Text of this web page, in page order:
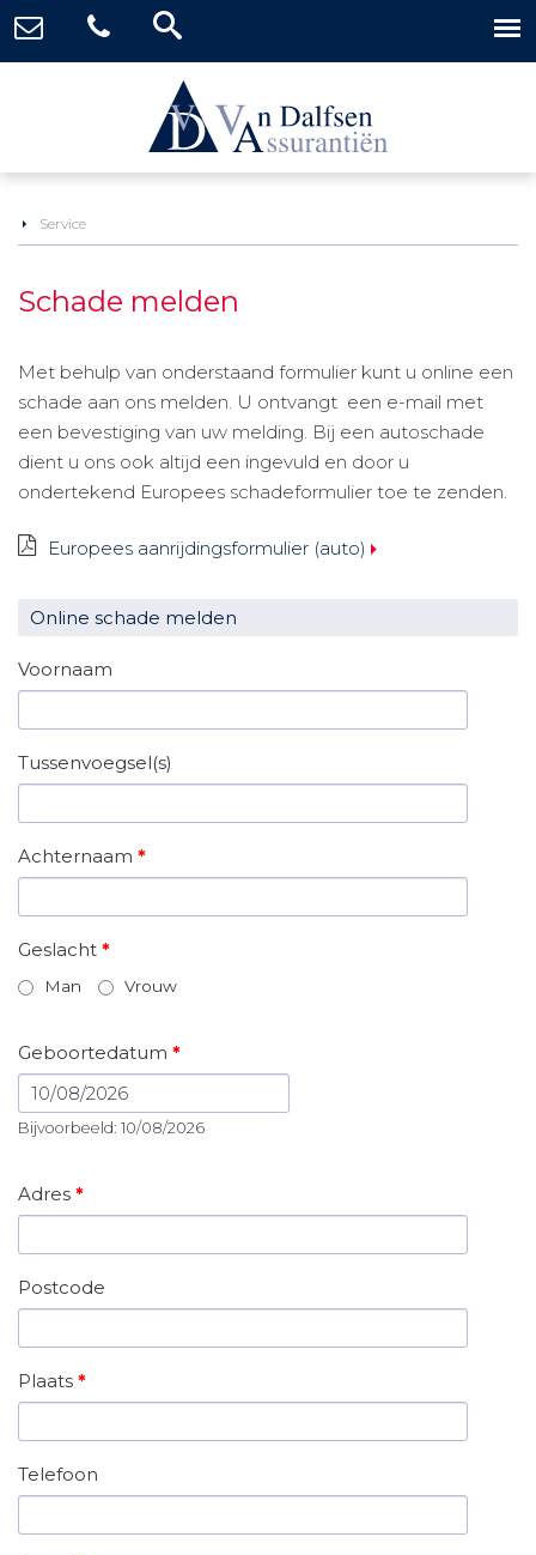
Service
Schade melden
Met behulp van onderstaand formulier kunt u online een
schade aan ons melden. U ontvangt een e-mail met
een bevestiging van uw melding. Bij een autoschade
dient u ons ook altijd een ingevuld en door u
ondertekend Europees schadeformulier toe te zenden.
Europees aanrijdingsformulier (auto)
Online schade melden
Voornaam
Tussenvoegsel(s)
Achternaam *
Geslacht *
Man Vrouw
Geboortedatum *
Datum
Bijvoorbeeld: 10/08/2026
Adres *
Postcode
Plaats *
Telefoon